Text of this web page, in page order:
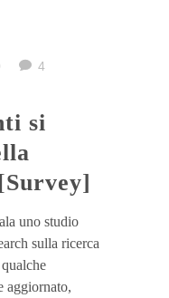
4
uno studio
sulla ricerca
aggiornato,